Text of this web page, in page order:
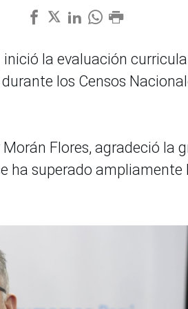
la evaluación
los Censos
Flores, agradeció la
ha superado ampliamente